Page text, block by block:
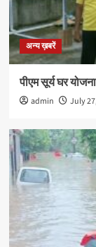
अन्य ख़बरें
पीएम सूर्य घर
admin July